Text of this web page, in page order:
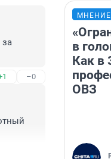
–0
МНЕНИЕ
в
Как в
ОВЗ